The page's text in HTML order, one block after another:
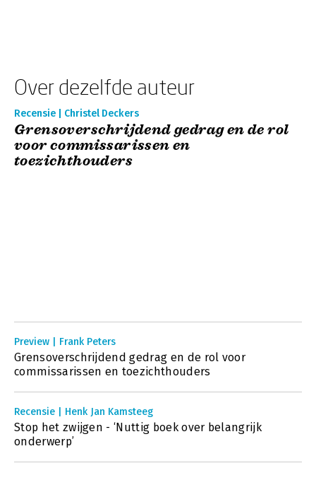
Over dezelfde auteur
Recensie | Christel Deckers
Grensoverschrijdend gedrag en de rol
voor commissarissen en
toezichthouders
Preview | Frank Peters
Grensoverschrijdend gedrag en de rol voor
commissarissen en toezichthouders
Recensie | Henk Jan Kamsteeg
Stop het zwijgen - ‘Nuttig boek over belangrijk
onderwerp’